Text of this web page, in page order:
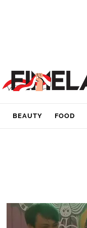
BEAUTY FOOD